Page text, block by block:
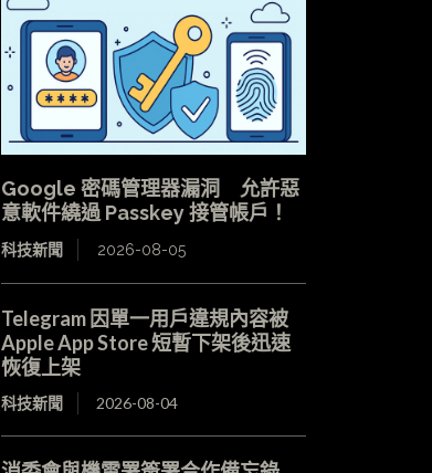
Google 密碼管理器漏洞 允許惡
意軟件繞過 Passkey 接管帳戶！
科技新聞 2026-08-05
Telegram 因單一用戶違規內容被
Apple App Store 短暫下架後迅速
恢復上架
科技新聞 2026-08-04